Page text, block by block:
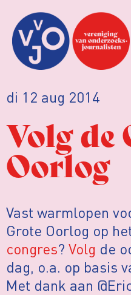
di 12 aug 2014
Volg de
Oorlog
Vast warmlopen
Grote Oorlog op
congres? Volg de
dag, o.a. op basis
Met dank aan